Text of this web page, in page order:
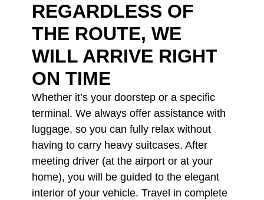
REGARDLESS OF
THE ROUTE, WE
WILL ARRIVE RIGHT
ON TIME
Whether it’s your doorstep or a specific
terminal. We always offer assistance with
luggage, so you can fully relax without
having to carry heavy suitcases. After
meeting driver (at the airport or at your
home), you will be guided to the elegant
interior of your vehicle. Travel in complete